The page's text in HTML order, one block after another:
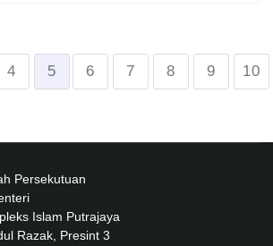
4 5 6 7 8 9 10
Persekutuan
Islam Putrajaya
Razak, Presint 3